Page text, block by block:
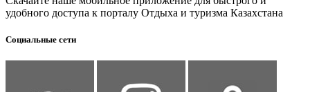
удобного доступа к порталу Отдыха и туризма Казахстана
Социальные сети